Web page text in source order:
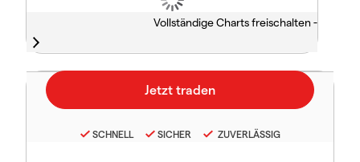
Vollständige Charts freischalten -
SCHNELL SICHER ZUVERLÄSSIG